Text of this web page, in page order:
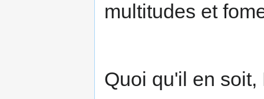
multitudes et
Quoi qu'il en